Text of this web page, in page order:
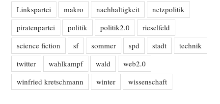
Linkspartei
makro nachhaltigkeit
netzpolitik
piratenpartei
politik politik2.0
rieselfeld
science fiction
sf sommer spd stadt
technik
twitter
wahlkampf wald
web2.0
winfried kretschmann
winter wissenschaft